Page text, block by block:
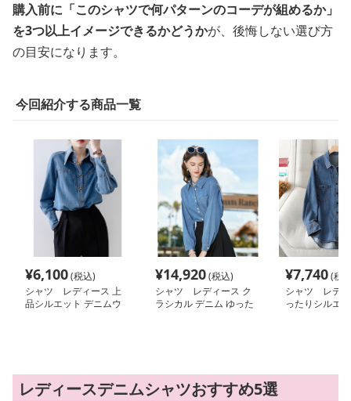
購入前に「このシャツで何パターンのコーデが組めるか」
を3つ以上イメージできるかどうかが、後悔しない選び方
の目安になります。
今回紹介する商品一覧
¥6,100(税込)
シャツ レディース 上
品シルエット デニムウ
¥14,920(税込)
シャツ レディース ク
ラシカル デニム ゆった
¥7,740(税
シャツ レデ
ったりシルエ
レディースデニムシャツおすすめ5選